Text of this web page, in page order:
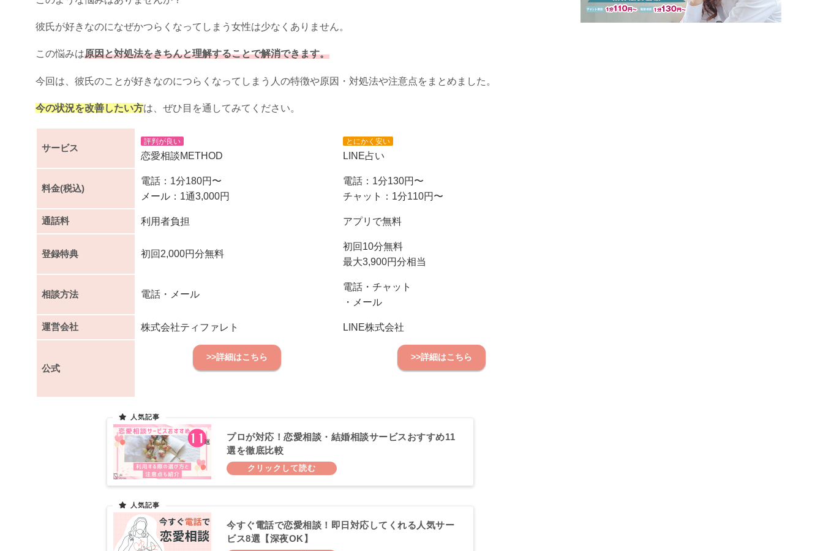
彼氏が好きなのになぜかつらくなってしまう女性は少なくありません。
この悩みは原因と対処法をきちんと理解することで解消できます。
今回は、彼氏のことが好きなのにつらくなってしまう人の特徴や原因・対処法や注意点をまとめました。
今の状況を改善したい方は、ぜひ目を通してみてください。
サービス
評判が良い
恋愛相談METHOD
とにかく安い
LINE占い
料金(税込)
電話：1分180円〜
メール：1通3,000円
電話：1分130円〜
チャット：1分110円〜
通話料 利用者負担 アプリで無料
登録特典 初回2,000円分無料
初回10分無料
最大3,900円分相当
相談方法 電話・メール
電話・チャット
・メール
運営会社 株式会社ティファレト LINE株式会社
公式
>>詳細はこちら >>詳細はこちら
プロが対応！恋愛相談・結婚相談サービスおすすめ11
選を徹底比較
今すぐ電話で恋愛相談！即日対応してくれる人気サー
ビス8選【深夜OK】